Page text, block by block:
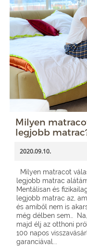
Milyen
legjobb
2020.09.10.
Milyen matracot
legjobb matrac
Mentálisan és
legjobb matrac az,
és amiből nem is
még délben sem…
majd élj az otthoni
100 napos
garanciával...